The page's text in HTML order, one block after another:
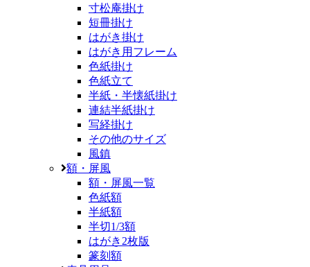
寸松庵掛け
短冊掛け
はがき掛け
はがき用フレーム
色紙掛け
色紙立て
半紙・半懐紙掛け
連結半紙掛け
写経掛け
その他のサイズ
風鎮
額・屏風
額・屏風一覧
色紙額
半紙額
半切1/3額
はがき2枚版
篆刻額